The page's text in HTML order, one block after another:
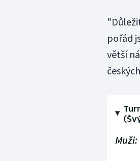
pořád
větší
Muži: